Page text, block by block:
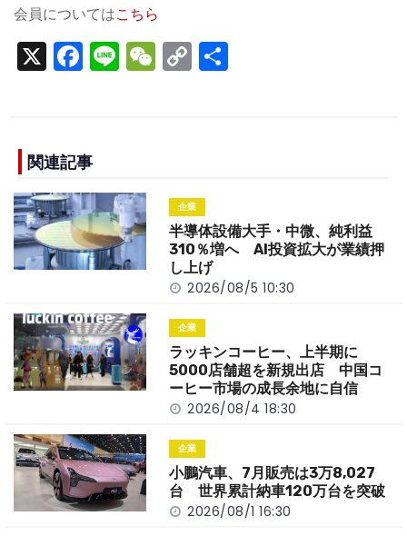
会員についてはこちら
X F
a
e
b
o
o
k
Li
n
W
e
C
o
n
k
関連記事
企業
半導体設備大手・中微、純利益
310％増へ AI投資拡大が業績押
し上げ
2026/08/5 10:30
企業
ラッキンコーヒー、上半期に
5000店舗超を新規出店 中国コ
ーヒー市場の成長余地に自信
2026/08/4 18:30
企業
小鵬汽車、7月販売は3万8,027
台 世界累計納車120万台を突破
2026/08/1 16:30